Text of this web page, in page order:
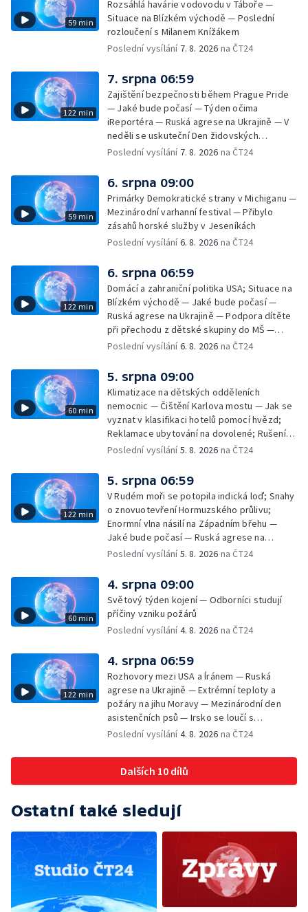
59 min
Rozsáhlá havárie vodovodu v Táboře —
Situace na Blízkém východě — Poslední
rozloučení s Milanem Knížákem
Poslední vysílání 7. 8. 2026 na ČT24
122 min
7. srpna 06:59
Zajištění bezpečnosti během Prague Pride
— Jaké bude počasí — Týden očima
iReportéra — Ruská agrese na Ukrajině — V
neděli se uskuteční Den židovských
památek — Vila Tugendhat slaví 25 let na
atletice 2026 — Výzkum: epidemie digitálních
závislostí je mýtus — Demolice vyhořelé
výškové budovy ve Zlíně
Poslední vysílání 7. 8. 2026 na ČT24
59 min
6. srpna 09:00
Primárky Demokratické strany v Michiganu —
Mezinárodní varhanní festival — Přibylo
zásahů horské služby v Jeseníkách
Poslední vysílání6. 8. 2026 na ČT24
122 min
6. srpna 06:59
Domácí a zahraniční politika USA; Situace na
Blízkém východě — Jaké bude počasí —
Ruská agrese na Ukrajině — Podpora dítěte
při přechodu z dětské skupiny do MŠ —
Filmové premiéry týdne — Dvě deci tuše v
rakovinu prsu
Poslední vysílání6. 8. 2026 na ČT24
60 min
5. srpna 09:00
Klimatizace na dětských odděleních
nemocnic — Čištění Karlova mostu — Jak se
vyznat v klasifikaci hotelů pomocí hvězd;
Reklamace ubytování na dovolené; Rušení
dovolené kvůli přírodním živlům; Práva
na dovolené v zahraničí; Platby a výběry na
dovolené v zahraničí — Těžba léčivé rašeliny
u Malé Morávky
Poslední vysílání5. 8. 2026 na ČT24
122 min
5. srpna 06:59
V Rudém moři se potopila indická loď; Snahy
o znovuotevření Hormuzského průlivu;
Enormní vlna násilí na Západním břehu —
Jaké bude počasí — Ruská agrese na
Ukrajině — Vliv veder na lidské orgány — Při
— Třem obcím na Brněnsku dočasně došla
pitná voda — SP v orientačním běhu v Česku
— Horko a požáry sužují Evropu — Rybářský
příměstský tábor
Poslední vysílání5. 8. 2026 na ČT24
60 min
4. srpna 09:00
Světový týden kojení — Odborníci studují
příčiny vzniku požárů
Poslední vysílání4. 8. 2026 na ČT24
122 min
4. srpna 06:59
Rozhovory mezi USA a Íránem — Ruská
agrese na Ukrajině — Extrémní teploty a
požáry na jihu Moravy — Mezinárodní den
asistenčních psů — Irsko se loučí s
hudebníkem Glenem Hansardem
Poslední vysílání4. 8. 2026 na ČT24
Dalších 10 dílů
Ostatní také sledují